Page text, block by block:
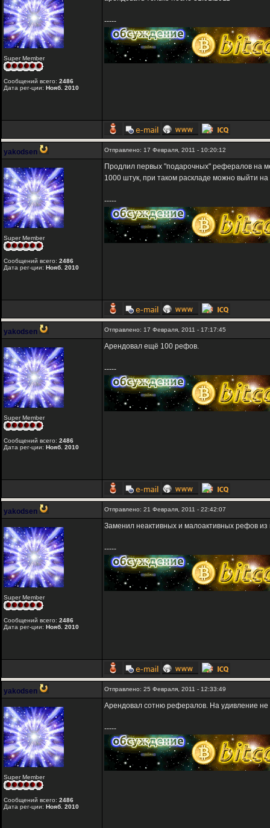
Super Member
Сообщений всего: 2486
Дата рег-ции: Нояб. 2010
-----
yakodsen Отправлено: 17 Февраля, 2011 - 10:20:12
Super Member
Сообщений всего: 2486
Дата рег-ции: Нояб. 2010
Продлил первых "подарочных" рефералов на
1000 штук, при таком раскладе можно выйти
-----
yakodsen Отправлено: 17 Февраля, 2011 - 17:17:45
Super Member
Сообщений всего: 2486
Дата рег-ции: Нояб. 2010
Арендовал ещё 100 рефов.
-----
yakodsen Отправлено: 21 Февраля, 2011 - 22:42:07
Super Member
Сообщений всего: 2486
Дата рег-ции: Нояб. 2010
Заменил неактивных и малоактивных рефов
-----
yakodsen Отправлено: 25 Февраля, 2011 - 12:33:49
Super Member
Сообщений всего: 2486
Дата рег-ции: Нояб. 2010
Арендовал сотню рефералов. На удивление
-----